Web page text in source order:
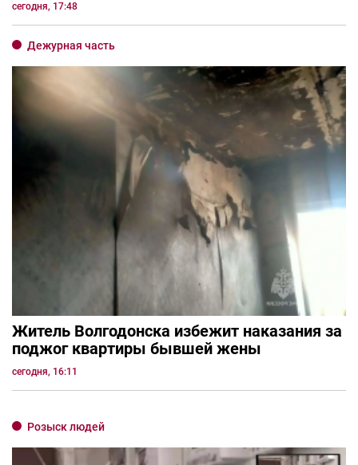
сегодня, 17:48
Дежурная часть
Житель Волгодонска избежит наказания за
поджог квартиры бывшей жены
сегодня, 16:11
Розыск людей